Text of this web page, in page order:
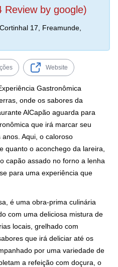
Review by google)
17, Freamunde,
Website
Gastronômica
onde os sabores da
AlCapão aguarda para
que irá marcar seu
Aqui, o caloroso
quanto o aconchego da lareira,
capão assado no forno a lenha
para uma experiência que
é uma obra-prima culinária
com uma deliciosa mistura de
locais, grelhado com
que irá deliciar até os
por uma variedade de
a refeição com doçura, o